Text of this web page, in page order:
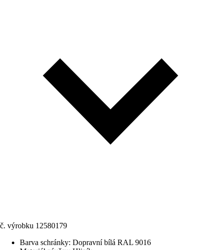
č. výrobku 12580179
Barva schránky: Dopravní bílá RAL 9016